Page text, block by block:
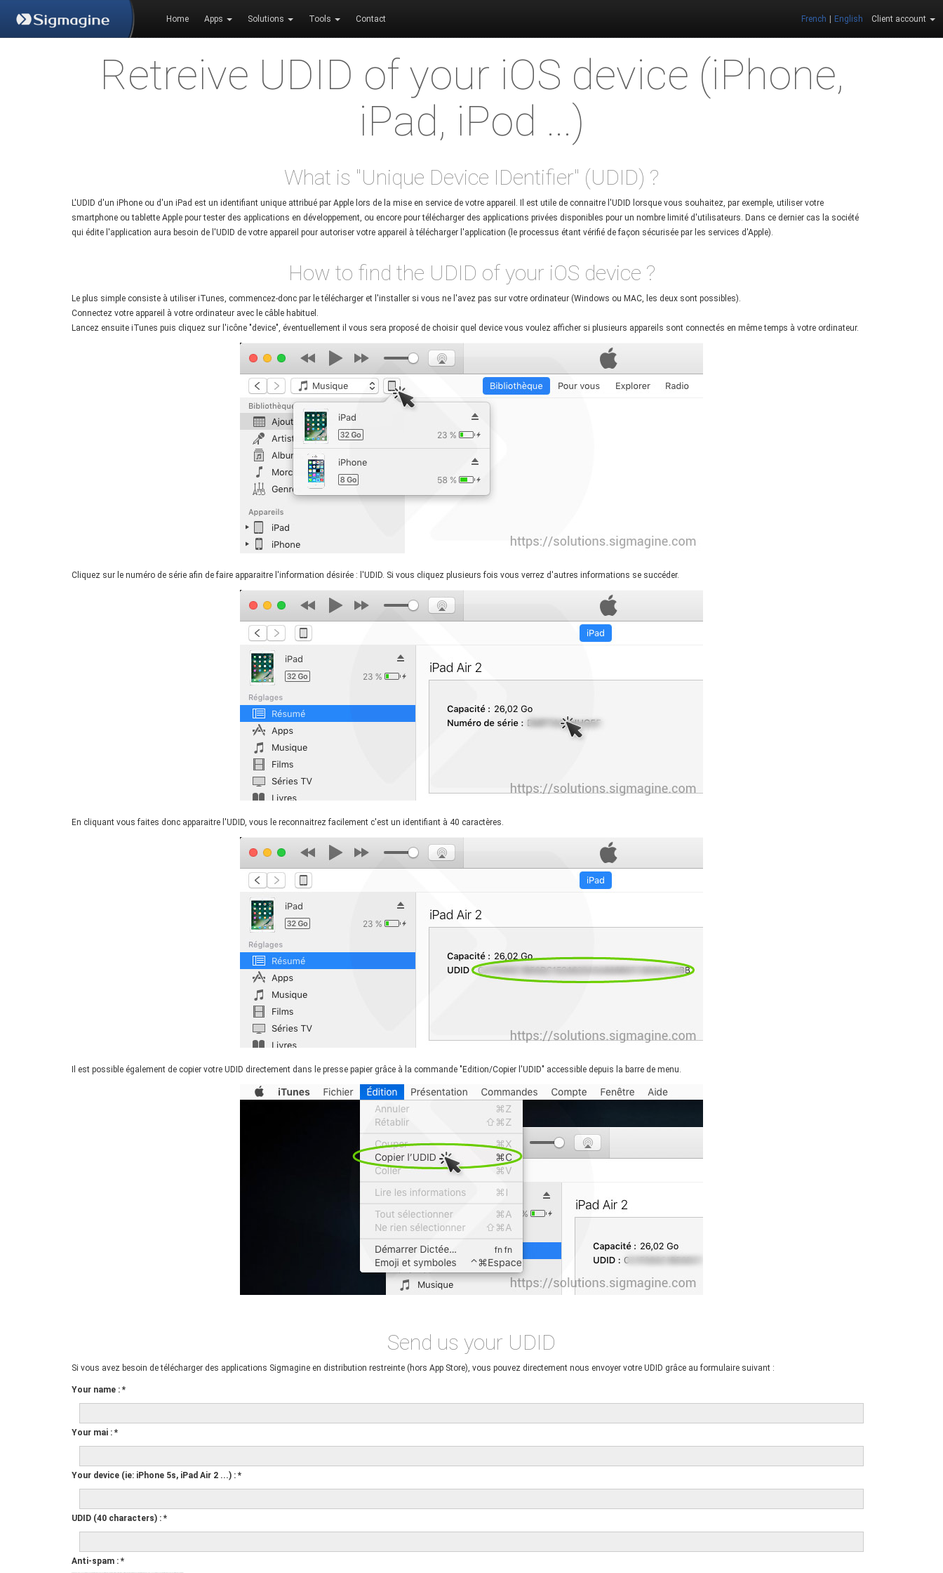
Home Apps Solutions Tools Contact French English Client account
Retreive UDID of your iOS device (iPhone,
iPad, iPod ...)
What is "Unique Device IDentifier" (UDID) ?
L'UDID d'un iPhone ou d'un iPad est un identifiant unique attribué par Apple lors de la mise en service de votre appareil. Il est utile de connaitre l'UDID lorsque vous souhaitez, par exemple, utiliser votre
smartphone ou tablette Apple pour tester des applications en développement, ou encore pour télécharger des applications privées disponibles pour un nombre limité d'utilisateurs. Dans ce dernier cas la société
qui édite l'application aura besoin de l'UDID de votre appareil pour autoriser votre appareil à télécharger l'application (le processus étant vérifié de façon sécurisée par les services d'Apple).
How to find the UDID of your iOS device ?
Le plus simple consiste à utiliser iTunes, commencez-donc par le télécharger et l'installer si vous ne l'avez pas sur votre ordinateur (Windows ou MAC, les deux sont possibles).
Connectez votre appareil à votre ordinateur avec le câble habituel.
Lancez ensuite iTunes puis cliquez sur l'icône "device", éventuellement il vous sera proposé de choisir quel device vous voulez afficher si plusieurs appareils sont connectés en même temps à votre ordinateur.
Cliquez sur le numéro de série afin de faire apparaitre l'information désirée : l'UDID. Si vous cliquez plusieurs fois vous verrez d'autres informations se succéder.
En cliquant vous faites donc apparaitre l'UDID, vous le reconnaitrez facilement c'est un identifiant à 40 caractères.
Il est possible également de copier votre UDID directement dans le presse papier grâce à la commande "Edition/Copier l'UDID" accessible depuis la barre de menu.
Send us your UDID
Si vous avez besoin de télécharger des applications Sigmagine en distribution restreinte (hors App Store), vous pouvez directement nous envoyer votre UDID grâce au formulaire suivant :
Your name : *
Your mai : *
Your device (ie: iPhone 5s, iPad Air 2 ...) : *
UDID (40 characters) : *
Anti-spam : *